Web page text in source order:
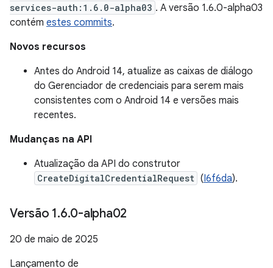
services-auth:1.6.0-alpha03 . A versão 1.6.0-alpha03
contém estes commits.
Novos recursos
Antes do Android 14, atualize as caixas de diálogo
do Gerenciador de credenciais para serem mais
consistentes com o Android 14 e versões mais
recentes.
Mudanças na API
Atualização da API do construtor
CreateDigitalCredentialRequest (I6f6da).
Versão 1.6.0-alpha02
20 de maio de 2025
Lançamento de